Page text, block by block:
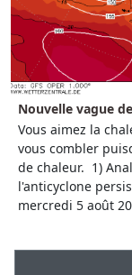
Nouvelle vague
Vous aimez la
vous combler
de chaleur. 1)
l'anticyclone
mercredi 5 août